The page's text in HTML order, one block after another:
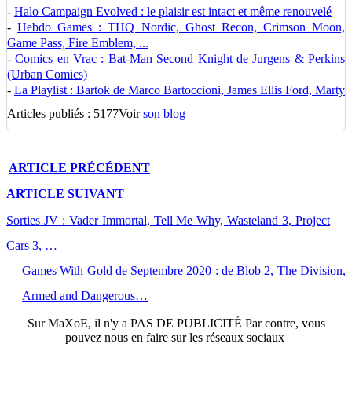
- Halo Campaign Evolved : le plaisir est intact et même renouvelé
-Hebdo Games : THQ Nordic, Ghost Recon, Crimson Moon,
Game Pass, Fire Emblem, ...
-Comics en Vrac : Bat-Man Second Knight de Jurgens & Perkins
(Urban Comics)
- La Playlist : Bartok de Marco Bartoccioni, James Ellis Ford, Marty
Articles publiés : 5177Voirson blog
ARTICLE PRÉCÉDENT
ARTICLE SUIVANT
Sorties JV : Vader Immortal, Tell Me Why, Wasteland 3, Project
Cars 3, …
Games With Gold de Septembre 2020 : de Blob 2, The Division,
Armed and Dangerous…
SurMaXoE, il n'y a PAS DE PUBLICITÉ Par contre, vous
pouvez nous en faire sur les réseaux sociaux